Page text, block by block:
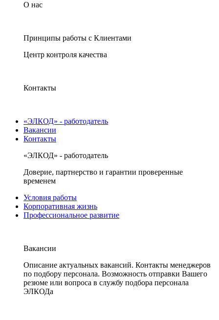
О нас
Принципы работы с Клиентами
Центр контроля качества
Контакты
«ЭЛКОД» - работодатель
Вакансии
Контакты
«ЭЛКОД» - работодатель
Доверие, партнерство и гарантии проверенные
временем
Условия работы
Корпоративная жизнь
Профессиональное развитие
Вакансии
Описание актуальных вакансий. Контакты менеджеров
по подбору персонала. Возможность отправки Вашего
резюме или вопроса в службу подбора персонала
ЭЛКОДа